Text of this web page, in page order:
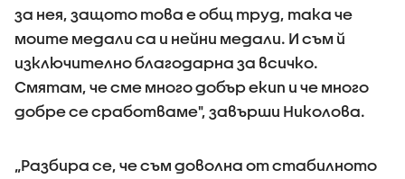
за нея, защото това е общ труд, така че
моите медали са и нейни медали. И съм й
изключително благодарна за всичко.
Смятам, че сме много добър екип и че много
добре се сработваме", завърши Николова.
„Разбира се, че съм доволна от стабилното